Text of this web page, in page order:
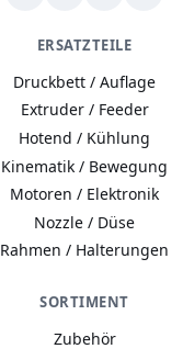
ERSATZTEILE
Druckbett / Auflage
Extruder / Feeder
Hotend / Kühlung
Kinematik / Bewegung
Motoren / Elektronik
Nozzle / Düse
Rahmen / Halterungen
SORTIMENT
Zubehör